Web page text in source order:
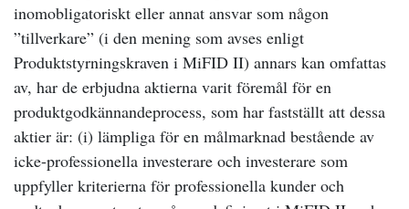
inomobligatoriskt eller annat ansvar som någon
”tillverkare” (i den mening som avses enligt
Produktstyrningskraven i MiFID II) annars kan omfattas
av, har de erbjudna aktierna varit föremål för en
produktgodkännandeprocess, som har fastställt att dessa
aktier är: (i) lämpliga för en målmarknad bestående av
icke-professionella investerare och investerare som
uppfyller kriterierna för professionella kunder och